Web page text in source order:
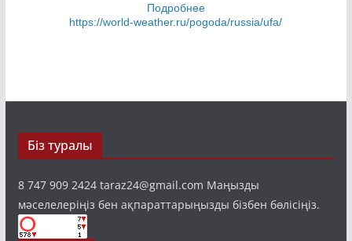
Подробнее
https://world-weather.ru/pogoda/russia/ufa/
Біз туралы
8 747 909 2424 taraz24@gmail.com Маңызды
мәселелеріңіз бен ақпараттарыңызды бізбен бөлісіңіз.